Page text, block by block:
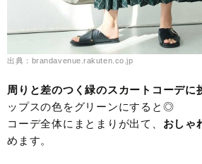
出典：brandavenue.rakuten.co.jp
周りと差のつく緑のスカートコーデに
ップスの色をグリーンにすると◎
コーデ全体にまとまりが出て、 おしゃ
めます。